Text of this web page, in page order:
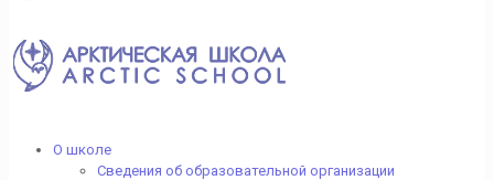
О школе
Сведения об образовательной организации